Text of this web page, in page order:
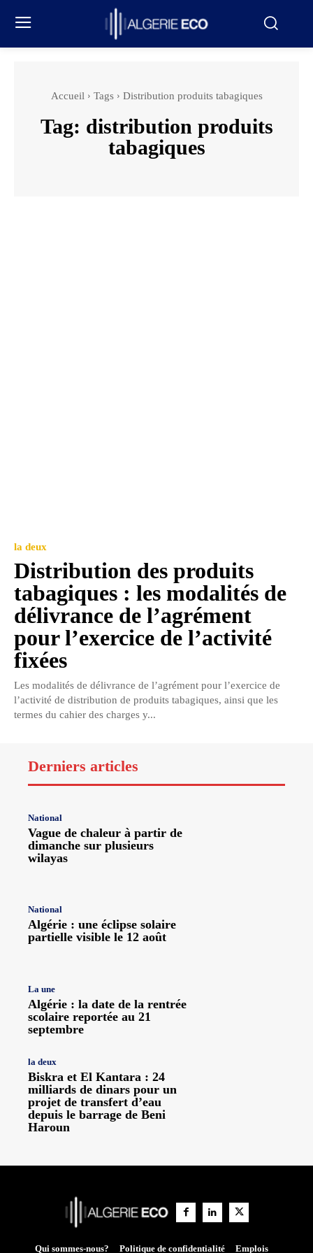
Accueil Tags Distribution produits tabagiques
Tag: distribution produits
tabagiques
la deux
Distribution des produits
tabagiques : les modalités de
délivrance de l’agrément
pour l’exercice de l’activité
fixées
Les modalités de délivrance de l’agrément pour l’exercice de
l’activité de distribution de produits tabagiques, ainsi que les
termes du cahier des charges y...
Derniers articles
National
Vague de chaleur à partir de
dimanche sur plusieurs
wilayas
National
Algérie : une éclipse solaire
partielle visible le 12 août
La une
Algérie : la date de la rentrée
scolaire reportée au 21
septembre
la deux
Biskra et El Kantara : 24
milliards de dinars pour un
projet de transfert d’eau
depuis le barrage de Beni
Haroun
Qui sommes-nous? Politique de confidentialité Emplois